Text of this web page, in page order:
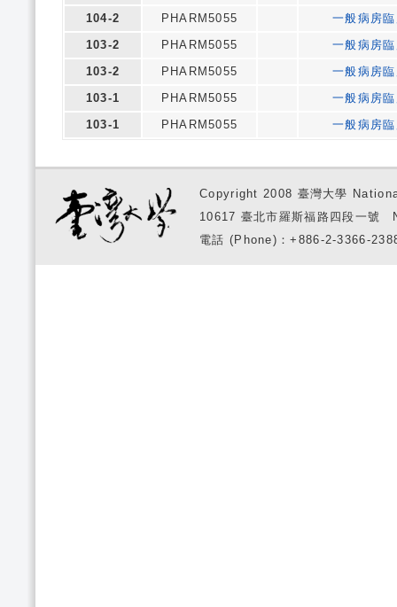
104-2
PHARM5055
一般病房
103-2
PHARM5055
一般病房
103-2
PHARM5055
一般病房
103-1
PHARM5055
一般病房
103-1
PHARM5055 一般病房
Copyright 2008 臺灣大學
10617 臺北市羅斯福路四段一
電話 (Phone)：+886-2-3366-